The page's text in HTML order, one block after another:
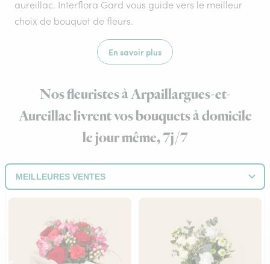
aureillac. Interflora Gard vous guide vers le meilleur
choix de bouquet de fleurs.
En savoir plus
Nos fleuristes à Arpaillargues-et-
Aureillac livrent vos bouquets à domicile
le jour même, 7j/7